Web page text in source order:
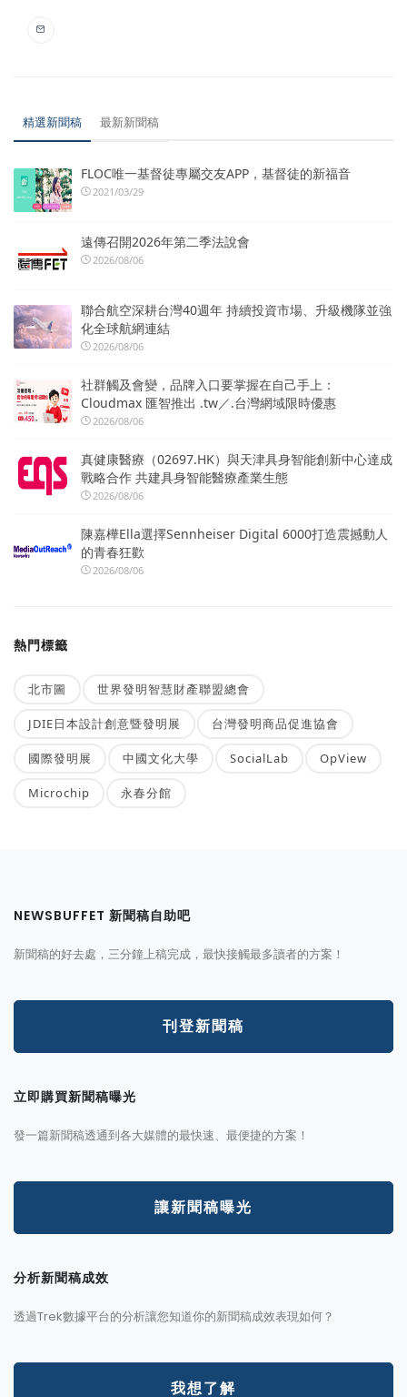
精選新聞稿 最新新聞稿
FLOC唯一基督徒專屬交友APP，基督徒的新福音
2021/03/29
遠傳召開2026年第二季法說會
2026/08/06
聯合航空深耕台灣40週年 持續投資市場、升級機隊並強
化全球航網連結
2026/08/06
社群觸及會變，品牌入口要掌握在自己手上：
Cloudmax 匯智推出 .tw／.台灣網域限時優惠
2026/08/06
真健康醫療（02697.HK）與天津具身智能創新中心達成
戰略合作 共建具身智能醫療產業生態
2026/08/06
陳嘉樺Ella選擇Sennheiser Digital 6000打造震撼動人
的青春狂歡
2026/08/06
熱門標籤
北市圖 世界發明智慧財產聯盟總會
JDIE日本設計創意暨發明展 台灣發明商品促進協會
國際發明展 中國文化大學 SocialLab OpView
Microchip 永春分館
NEWSBUFFET 新聞稿自助吧
新聞稿的好去處，三分鐘上稿完成，最快接觸最多讀者的方案！
刊登新聞稿
立即購買新聞稿曝光
發一篇新聞稿透通到各大媒體的最快速、最便捷的方案！
讓新聞稿曝光
分析新聞稿成效
透過Trek數據平台的分析讓您知道你的新聞稿成效表現如何？
我想了解